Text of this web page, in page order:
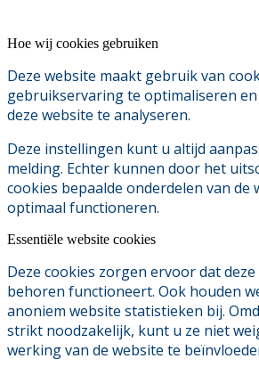
Hoe wij cookies gebruiken
Deze website maakt gebruik van
gebruikservaring te optimaliseren
deze website te analyseren.
Deze instellingen kunt u altijd
melding. Echter kunnen door het
cookies bepaalde onderdelen van de
optimaal functioneren.
Essentiële website cookies
Deze cookies zorgen ervoor dat
behoren functioneert. Ook houden
anoniem website statistieken bij.
strikt noodzakelijk, kunt u ze niet
werking van de website te